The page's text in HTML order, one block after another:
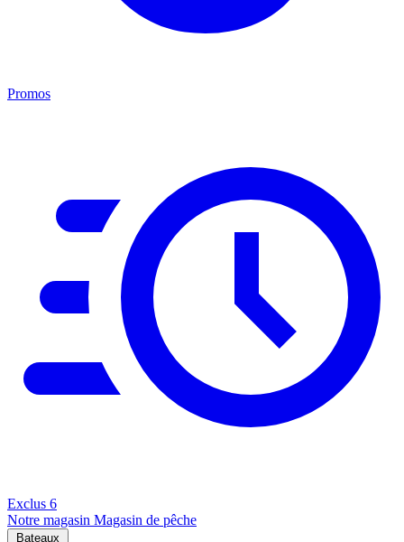
Promos
Exclus 6
Notre magasin Magasin de pêche
Bateaux